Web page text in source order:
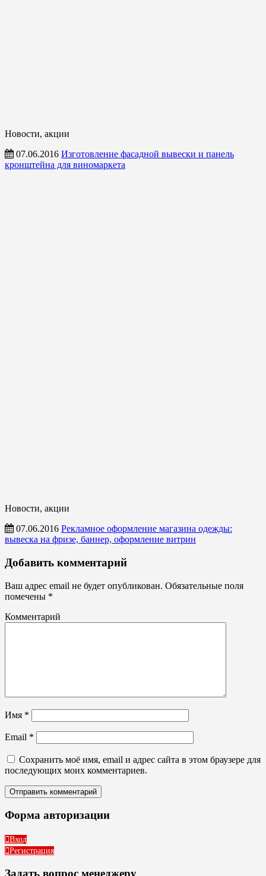
Новости, акции
07.06.2016 Изготовление фасадной вывески и панель
кронштейна для виномаркета
Новости, акции
07.06.2016 Рекламное оформление магазина одежды:
вывеска на фризе, баннер, оформление витрин
Новости,
акции
Добавить комментарий
Ваш адрес email не будет опубликован. Обязательные поля
помечены *
Комментарий
Имя *
Email *
Сохранить моё имя, email и адрес сайта в этом браузере для
последующих моих комментариев.
Форма авторизации
Вход
Регистрация
Задать вопрос менеджеру